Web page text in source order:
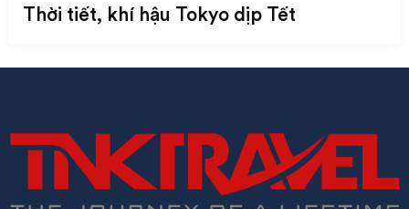
Thời tiết, khí hậu Tokyo dịp Tết